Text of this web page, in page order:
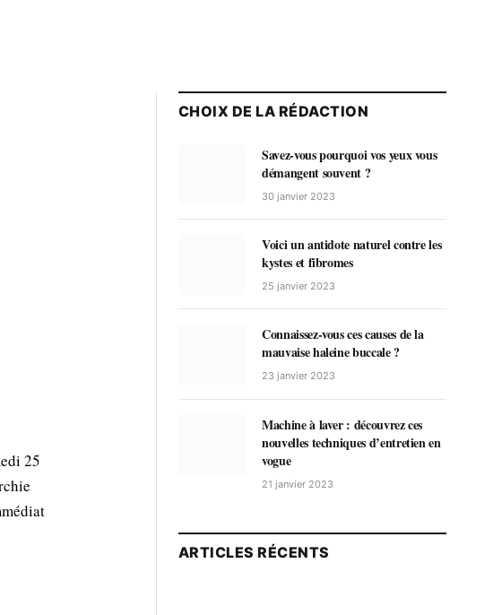
25
CHOIX DE LA RÉDACTION
Savez-vous pourquoi vos yeux vous
démangent souvent ?
30 janvier 2023
Voici un antidote naturel contre les
kystes et fibromes
25 janvier 2023
Connaissez-vous ces causes de la
mauvaise haleine buccale ?
23 janvier 2023
Machine à laver : découvrez ces
nouvelles techniques d’entretien en
vogue
21 janvier 2023
ARTICLES RÉCENTS